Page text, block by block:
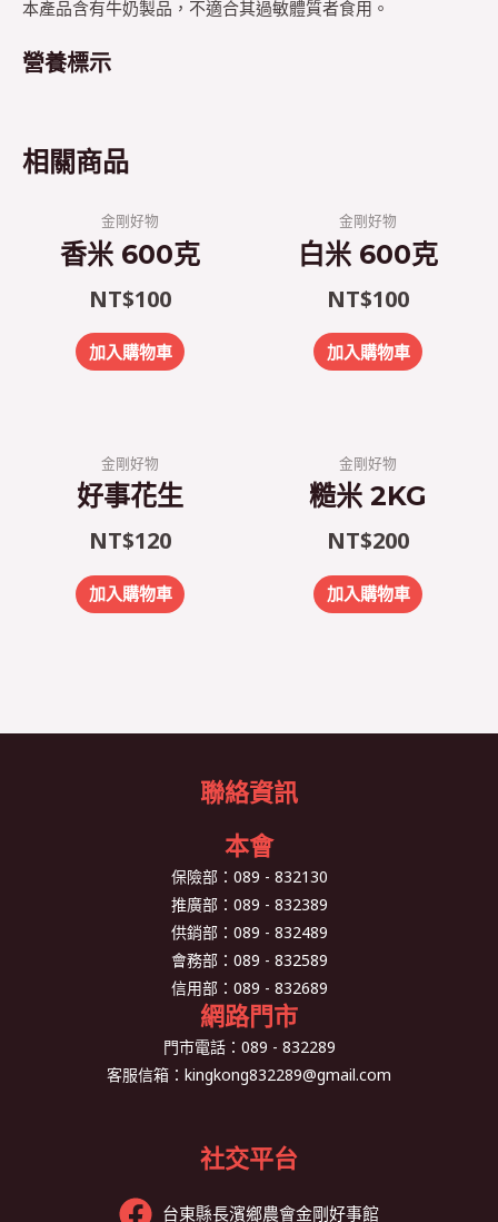
本產品含有牛奶製品，不適合其過敏體質者食用。
營養標示
相關商品
金剛好物
香米 600克
NT$100
加入購物車
金剛好物
白米 600克
NT$100
加入購物車
金剛好物
好事花生
NT$120
加入購物車
金剛好物
糙米 2KG
NT$200
加入購物車
聯絡資訊
本會
保險部： 089 - 832130
推廣部： 089 - 832389
供銷部： 089 - 832489
會務部： 089 - 832589
信用部： 089 - 832689
網路門市
門市電話： 089 - 832289
客服信箱： kingkong832289@gmail.com
社交平台
台東縣長濱鄉農會金剛好事館